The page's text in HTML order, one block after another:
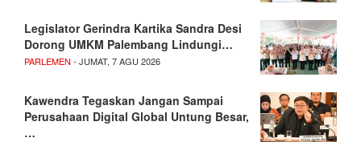
Legislator Gerindra Kartika Sandra Desi
Dorong UMKM Palembang Lindungi…
PARLEMEN - JUMAT, 7 AGU 2026
Kawendra Tegaskan Jangan Sampai
Perusahaan Digital Global Untung Besar,
…